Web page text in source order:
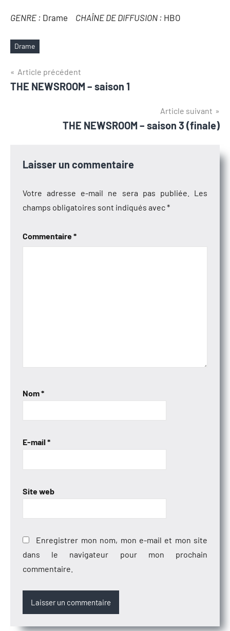
GENRE : Drame CHAÎNE DE DIFFUSION : HBO
Étiquettes
Drame
Navigation
de
Article précédent
THE NEWSROOM – saison 1
Article suivant
THE NEWSROOM – saison 3 (finale)
Laisser un commentaire
Votre adresse e-mail ne sera pas publiée.
Les
champs obligatoires sont indiqués avec*
Commentaire*
Nom*
E-mail *
Site web
Enregistrer mon nom, mon e-mail et mon site
dans le navigateur pour mon prochain
commentaire.